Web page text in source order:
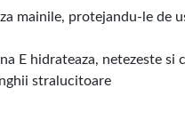
mainile, protejandu-le de
E hidrateaza, netezeste si
stralucitoare